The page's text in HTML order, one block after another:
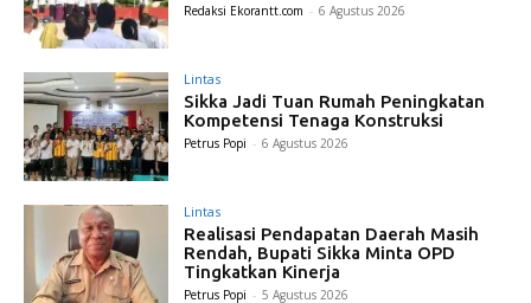
Redaksi Ekorantt.com - 6 Agustus 2026
Lintas
Sikka Jadi Tuan Rumah Peningkatan
Kompetensi Tenaga Konstruksi
Petrus Popi - 6 Agustus 2026
Lintas
Realisasi Pendapatan Daerah Masih
Rendah, Bupati Sikka Minta OPD
Tingkatkan Kinerja
Petrus Popi - 5 Agustus 2026